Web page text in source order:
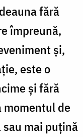
fără
împreună,
şi,
este o
şi fără
momentul de
mai puţină